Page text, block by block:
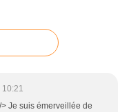
10:21
Je suis émerveillée de